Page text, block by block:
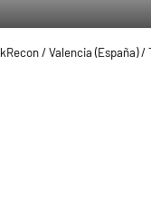
/ Valencia (España) /